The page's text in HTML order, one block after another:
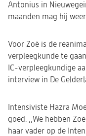
Antonius in
maanden mag hij
Voor Zoë is de
verpleegkunde te
IC-verpleegkundige
interview in De
Intensiviste Hazra
goed. ,,We hebben Zoë
haar vader op de